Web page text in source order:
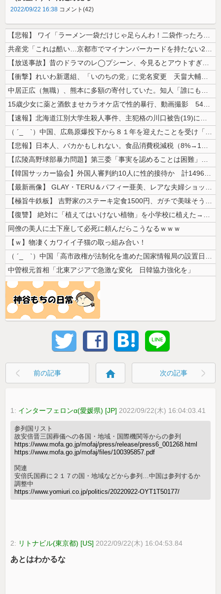
2022/09/22 16:38 コメント(42)
【悲報】 ワイ「ラーメン一袋だけじゃ足らんわ！二袋作ったろ！」→結果ｗ...
共産党「これは酷い…京都市でマイナンバーカードを持たない29万人がポイ...
【放送事故】昔のドラマのレ◯プシーン、今見るとアウトすぎる・・・
【衝撃】れいわ新選組、「いのちの党」に党名変更 天畠大輔氏が共同代表へ
中居正広（無職）、熊本に多額の寄付していた。知人「誰にも知られなくても...
15歳少女に薬と酒飲ませカラオケ店で性的暴行、動画撮影 54歳無職を再...
【速報】北海道江別大学生殺人事件、主犯格の川口被告(19)に無期懲役の...
（ ´_ゝ`）中国、広島原爆投下から８１年を迎えたことを受け「日本は原...
【悲報】日本人、バカかもしれない。食品消費税減税（8%→1%）に93....
【広陵高野球部暴力問題】第三委「事実を認めることは困難」元部員「SNS...
【韓国サッカー協会】外国人審判約10人に性的接待か 計1496回、約2...
【最新画像】 GLAY・TERU＆パフィー亜美、レアな夫婦ショットを公...
【極旨牛鉄板】 吉野家のステーキ定食1500円、ガチで美味そうｗｗｗ
【復讐】 絶対に「植えてはいけない植物」を小学校に植えた→20年経って...
同僚の美人に土下座して必死に頼んだらこうなるｗｗｗ
【ｗ】物凄くカワイイ子猫の取っ組み合い！
（ ´_ゝ`）中国「高市政権が法制化を進めた国家情報局の設置日が7月3...
中曽根元首相「北東アジアで急激な変化 日韓協力強化を」
前の記事 home 次の記事
1: インターフェロンα(愛媛県) [JP] 2022/09/22(木) 16:04:03.41
参列国リスト
故安倍晋三国葬儀への各国・地域・国際機関等からの参列
https://www.mofa.go.jp/mofaj/press/release/press6_001268.html
https://www.mofa.go.jp/mofaj/files/100395857.pdf
関連
安倍氏国葬に２１７の国・地域などから参列…中国は参列するか
調整中
https://www.yomiuri.co.jp/politics/20220922-OYT1T50177/
2: リトナビル(東京都) [US] 2022/09/22(木) 16:04:53.84
あとはわかるな